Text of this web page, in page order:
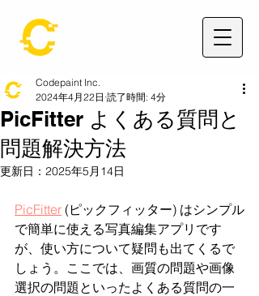
PicFitter よくある質問と
問題解決方法
Codepaint Inc.
2024年4月22日 読了時間: 4分
更新日： 2025年5月14日
PicFitter (ピックフィッター) はシンプル
で簡単に使える写真編集アプリです
が、使い方について疑問も出てくるで
しょう。ここでは、画質の問題や画像
選択の問題といったよくある質問の一